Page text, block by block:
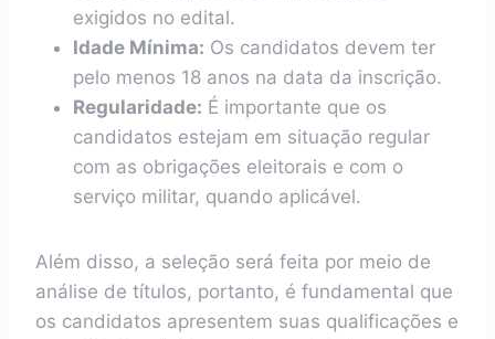
exigidos no edital.
Idade Mínima: Os candidatos devem ter
pelo menos 18 anos na data da inscrição.
Regularidade: É importante que os
candidatos estejam em situação regular
com as obrigações eleitorais e com o
serviço militar, quando aplicável.
Além disso, a seleção será feita por meio de
análise de títulos, portanto, é fundamental que
os candidatos apresentem suas qualificações e